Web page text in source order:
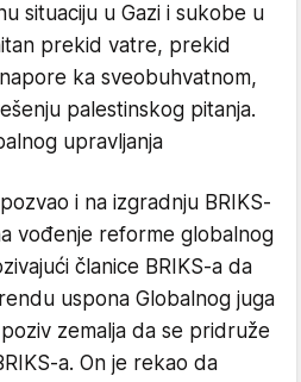
situaciju u Gazi i sukobe u
prekid vatre, prekid
ka sveobuhvatnom,
palestinskog pitanja.
upravljanja
i na izgradnju BRIKS-
vođenje reforme globalnog
članice BRIKS-a da
uspona Globalnog juga
zemalja da se pridruže
a. On je rekao da